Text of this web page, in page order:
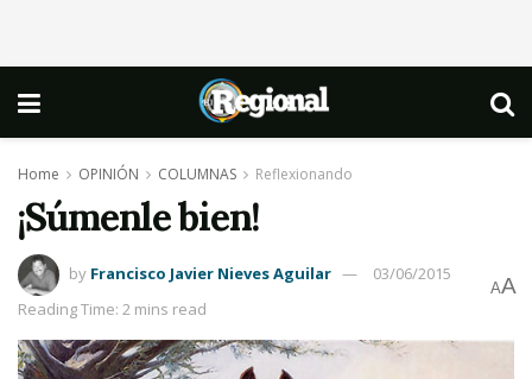
Home OPINIÓN COLUMNAS Reflexionando
¡Súmenle bien!
by Francisco Javier Nieves Aguilar
03/06/2015
Reading Time: 2 mins read
AA